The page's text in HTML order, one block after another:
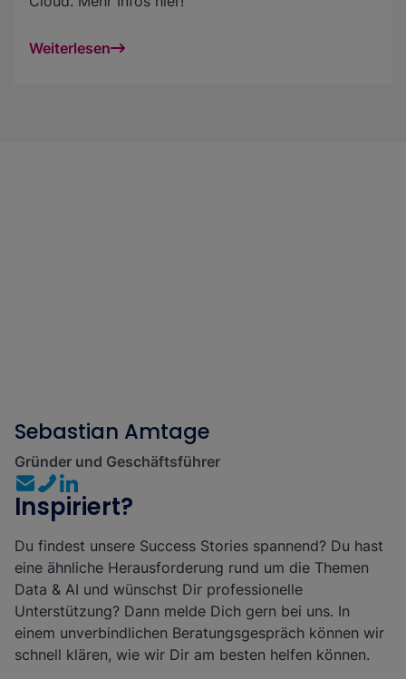
Weiterlesen
Sebastian Amtage
Gründer und Geschäftsführer
Inspiriert?
Du findest unsere Success Stories spannend? Du hast
eine ähnliche Herausforderung rund um die Themen
Data & AI und wünschst Dir professionelle
Unterstützung? Dann melde Dich gern bei uns. In
einem unverbindlichen Beratungsgespräch können wir
schnell klären, wie wir Dir am besten helfen können.